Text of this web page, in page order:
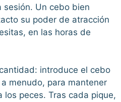
Un cebo bien
su poder de atracción
en las horas de
introduce el cebo
menudo, para mantener
los peces. Tras cada pique,